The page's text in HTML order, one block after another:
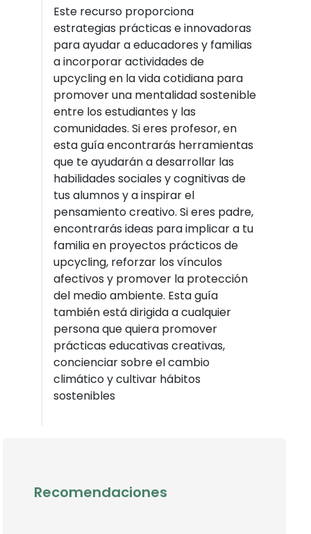
Este recurso proporciona
estrategias prácticas e innovadoras
para ayudar a educadores y familias
a incorporar actividades de
upcycling en la vida cotidiana para
promover una mentalidad sostenible
entre los estudiantes y las
comunidades. Si eres profesor, en
esta guía encontrarás herramientas
que te ayudarán a desarrollar las
habilidades sociales y cognitivas de
tus alumnos y a inspirar el
pensamiento creativo. Si eres padre,
encontrarás ideas para implicar a tu
familia en proyectos prácticos de
upcycling, reforzar los vínculos
afectivos y promover la protección
del medio ambiente. Esta guía
también está dirigida a cualquier
persona que quiera promover
prácticas educativas creativas,
concienciar sobre el cambio
climático y cultivar hábitos
sostenibles
Recomendaciones